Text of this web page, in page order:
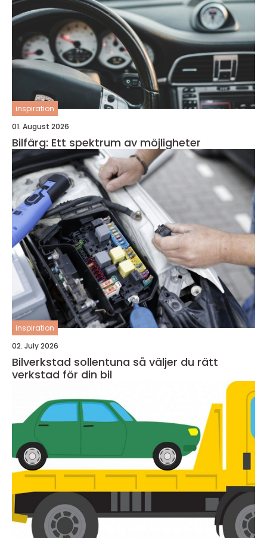
inspiration
01. August 2026
Bilfärg: Ett spektrum av möjligheter
inspiration
02. July 2026
Bilverkstad sollentuna så väljer du rätt
verkstad för din bil